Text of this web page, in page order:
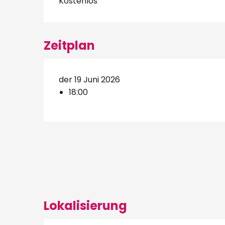
Zeitplan
der 19 Juni 2026
18:00
Lokalisierung